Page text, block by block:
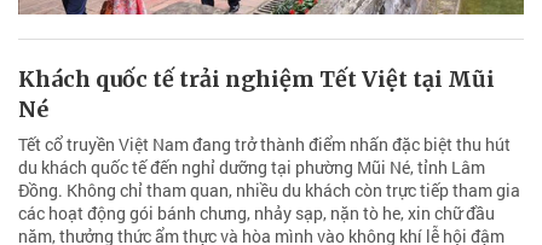
Khách quốc tế trải nghiệm Tết Việt tại Mũi
Né
Tết cổ truyền Việt Nam đang trở thành điểm nhấn đặc biệt thu hút
du khách quốc tế đến nghỉ dưỡng tại phường Mũi Né, tỉnh Lâm
Đồng. Không chỉ tham quan, nhiều du khách còn trực tiếp tham gia
các hoạt động gói bánh chưng, nhảy sạp, nặn tò he, xin chữ đầu
năm, thưởng thức ẩm thực và hòa mình vào không khí lễ hội đậm